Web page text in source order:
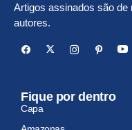
Artigos assinados são de
autores.
Fique por dentro
Capa